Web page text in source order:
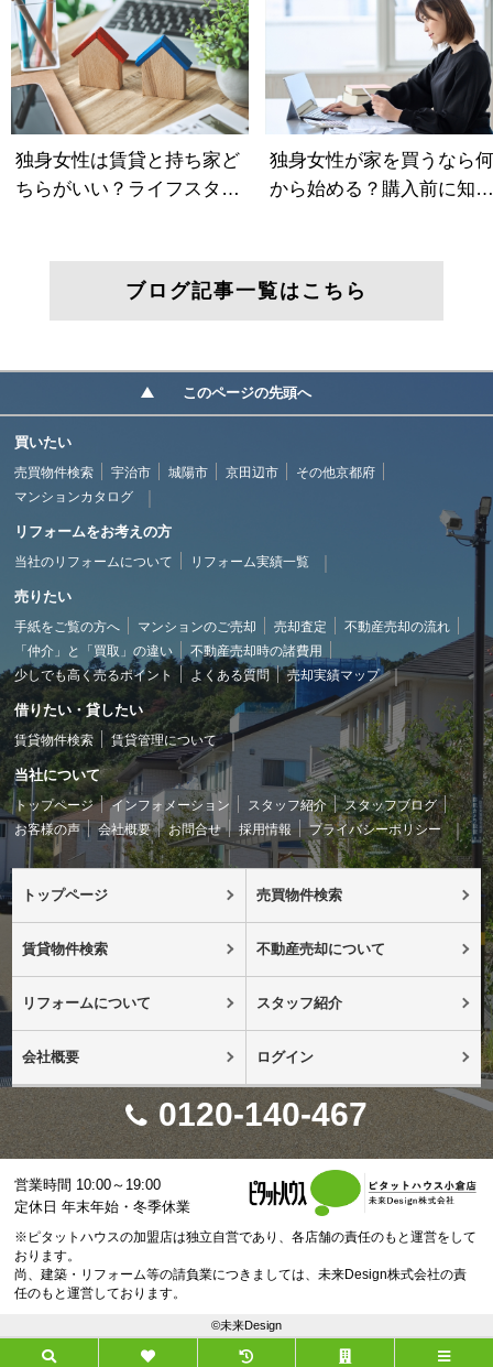
ブログ記事一覧はこちら
このページの先頭へ
買いたい
売買物件検索 宇治市 城陽市 京田辺市
その他京都府
マンションカタログ
リフォームをお考えの方
当社のリフォームについて リフォーム実績一覧
売りたい
手紙をご覧の方へ マンションのご売却 売却査定
不動産売却の流れ
「仲介」と「買取」の違い
不動産売却時の諸費用
少しでも高く売るポイント
よくある質問 売却実績マップ
借りたい・貸したい
賃貸物件検索 賃貸管理について
当社について
トップページ インフォメーション スタッフ紹介
スタッフブログ
お客様の声
会社概要 お問合せ 採用情報 プライバシーポリシー
トップページ 売買物件検索
賃貸物件検索 不動産売却について
リフォームについて スタッフ紹介
会社概要 ログイン
0120-140-467
営業時間 10:00～19:00
定休日 年末年始・冬季休業
※ピタットハウスの加盟店は独立自営であり、各店舗の責任のもと運営をして
おります。
尚、建築・リフォーム等の請負業につきましては、未来Design株式会社の責
任のもと運営しております。
©未来Design